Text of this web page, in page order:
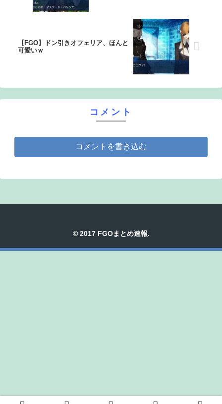
【FGO】ドン引きオフェリア、ほんと
可愛いｗ
コメント
コメントを書き込む
© 2017 FGOまとめ速報.